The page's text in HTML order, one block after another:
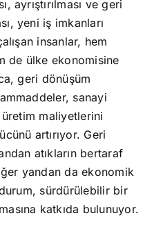
ayrıştırılması ve geri
yeni iş imkanları
insanlar, hem
de ülke ekonomisine
geri dönüşüm
sanayi
maliyetlerini
artırıyor. Geri
atıkların bertaraf
yandan da ekonomik
sürdürülebilir bir
katkıda bulunuyor.